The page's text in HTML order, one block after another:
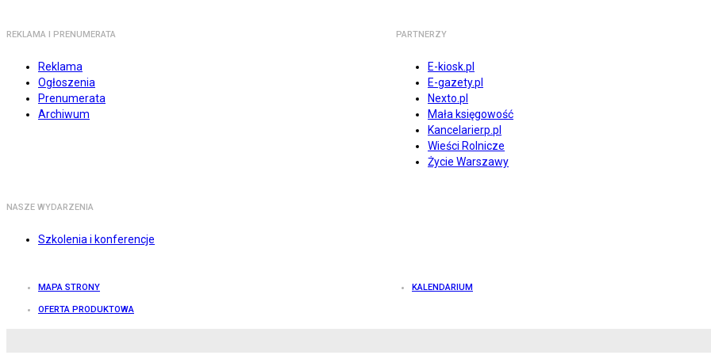
REKLAMA I PRENUMERATA
Reklama
Ogłoszenia
Prenumerata
Archiwum
PARTNERZY
E-kiosk.pl
E-gazety.pl
Nexto.pl
Mała księgowość
Kancelarierp.pl
Wieści Rolnicze
Życie Warszawy
NASZE WYDARZENIA
Szkolenia i konferencje
MAPA STRONY KALENDARIUM
OFERTA PRODUKTOWA